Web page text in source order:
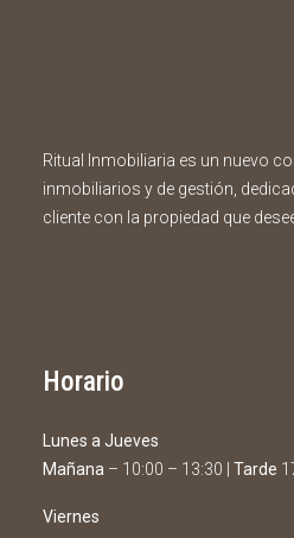
Ritual Inmobiliaria es un nuevo
inmobiliarios y de gestión,
cliente con la propiedad que
Horario
Lunes a Jueves
Mañana – 10:00 – 13:30 | Tarde
Viernes